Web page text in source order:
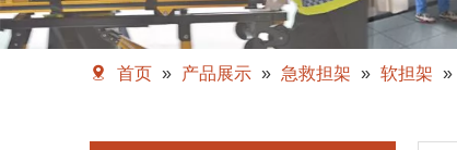
首页 » 产品展示 » 急救担架 » 软担架 »